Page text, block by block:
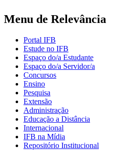
Menu de Relevância
Portal IFB
Estude no IFB
Espaço do/a Estudante
Espaço do/a Servidor/a
Concursos
Ensino
Pesquisa
Extensão
Administração
Educação a Distância
Internacional
IFB na Mídia
Repositório Institucional